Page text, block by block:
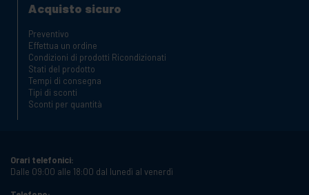
Acquisto sicuro
Preventivo
Effettua un ordine
Condizioni di prodotti Ricondizionati
Stati del prodotto
Tempi di consegna
Tipi di sconti
Sconti per quantità
Orari telefonici:
Dalle 09:00 alle 18:00 dal lunedì al venerdì